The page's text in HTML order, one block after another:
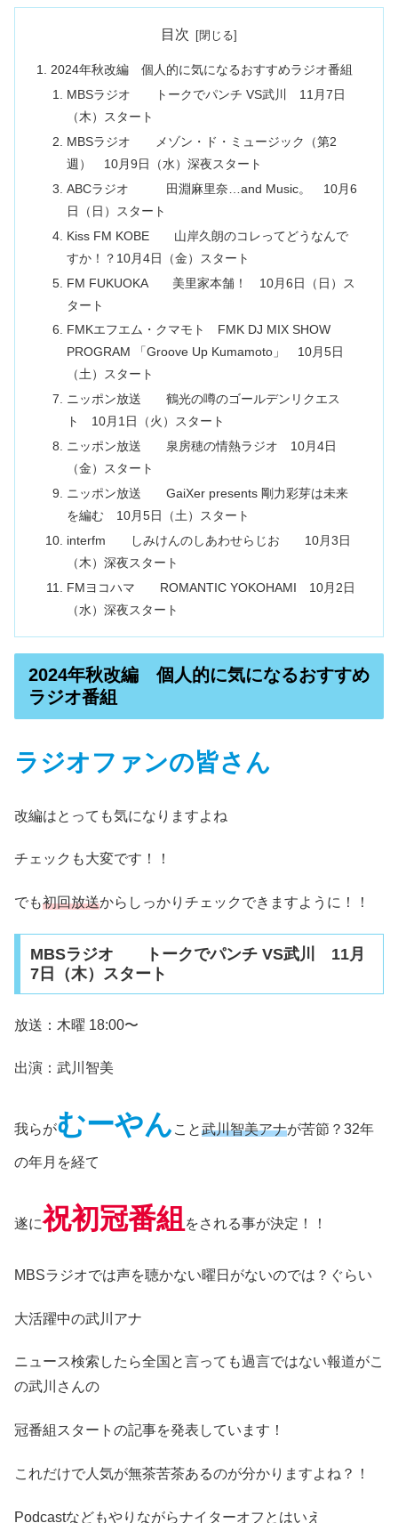
目次
2024年秋改編 個人的に気になるおすすめラジオ番組
MBSラジオ トークでパンチ VS武川 11月7日
（木）スタート
MBSラジオ メゾン・ド・ミュージック（第2
週） 10月9日（水）深夜スタート
ABCラジオ 田淵麻里奈…and Music。 10月6
日（日）スタート
Kiss FM KOBE 山岸久朗のコレってどうなんで
すか！？10月4日（金）スタート
FM FUKUOKA 美里家本舗！ 10月6日（日）ス
タート
FMKエフエム・クマモト FMK DJ MIX SHOW
PROGRAM 「Groove Up Kumamoto」 10月5日
（土）スタート
ニッポン放送 鶴光の噂のゴールデンリクエス
ト 10月1日（火）スタート
ニッポン放送 泉房穂の情熱ラジオ 10月4日
（金）スタート
ニッポン放送 GaiXer presents 剛力彩芽は未来
を編む 10月5日（土）スタート
interfm しみけんのしあわせらじお 10月3日
（木）深夜スタート
FMヨコハマ ROMANTIC YOKOHAMI 10月2日
（水）深夜スタート
2024年秋改編 個人的に気になるおすすめ
ラジオ番組
ラジオファンの皆さん
改編はとっても気になりますよね
チェックも大変です！！
でも初回放送からしっかりチェックできますように！！
MBSラジオ トークでパンチ VS武川 11月
7日（木）スタート
放送：木曜 18:00〜
出演：武川智美
我らがむーやん こと武川智美アナが苦節？32年
の年月を経て
遂に祝初冠番組 をされる事が決定！！
MBSラジオでは声を聴かない曜日がないのでは？ぐらい
大活躍中の武川アナ
ニュース検索したら全国と言っても過言ではない報道がこ
の武川さんの
冠番組スタートの記事を発表しています！
これだけで人気が無茶苦茶あるのが分かりますよね？！
Podcastなどもやりながらナイターオフとはいえ